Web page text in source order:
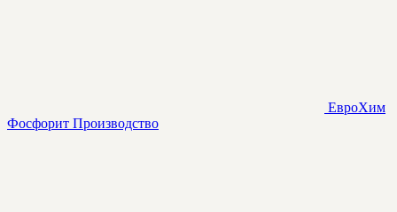
ЕвроХим
Фосфорит Производство